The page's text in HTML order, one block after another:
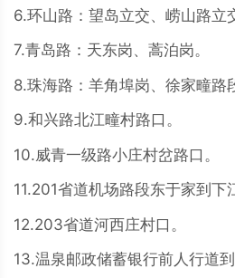
6.环山路：望岛立交、崂山路立
7.青岛路：天东岗、蒿泊岗。
8.珠海路：羊角埠岗、徐家疃路
9.和兴路北江疃村路口。
10.威青一级路小庄村岔路口。
11.201省道机场路段东于家到下
12.203省道河西庄村口。
13.温泉邮政储蓄银行前人行道